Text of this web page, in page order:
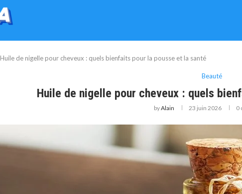
Huile de nigelle pour cheveux : quels bienfaits pour la pousse et la santé
Beauté
Huile de nigelle pour cheveux : quels
byAlain 23 juin 2026 0